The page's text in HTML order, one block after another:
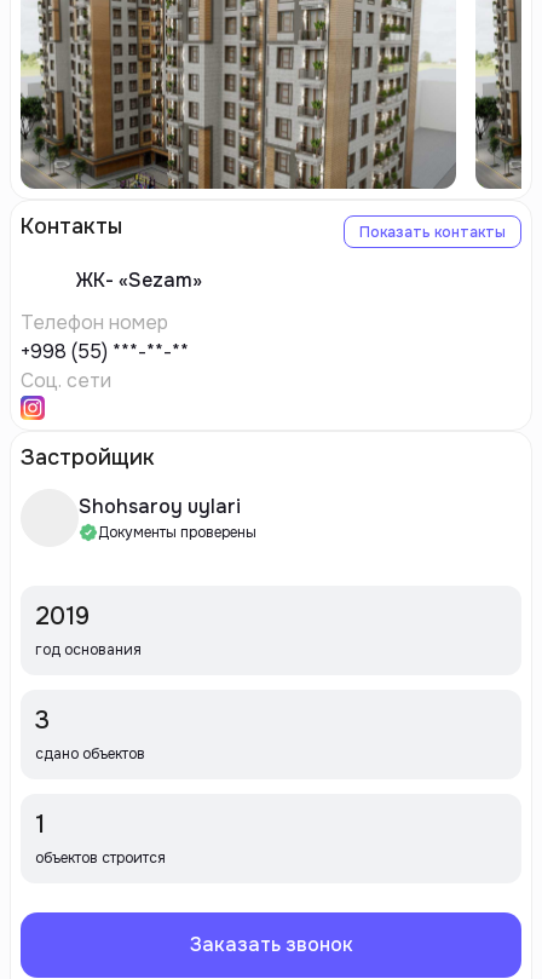
Контакты Показать контакты
ЖК- «Sezam»
Телефон номер
+998 (55) ***-**-**
Соц. сети
Застройщик
Shohsaroy uylari
Документы проверены
2019
год основания
3
сдано объектов
1
объектов строится
Заказать звонок